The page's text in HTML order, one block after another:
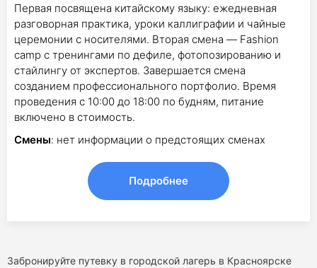
Первая посвящена китайскому языку: ежедневная
разговорная практика, уроки каллиграфии и чайные
церемонии с носителями. Вторая смена — Fashion
camp с тренингами по дефиле, фотопозированию и
стайлингу от экспертов. Завершается смена
созданием профессионального портфолио. Время
проведения с 10:00 до 18:00 по будням, питание
включено в стоимость.
Смены: нет информации о предстоящих сменах
Подробнее
Забронируйте путевку в городской лагерь в Красноярске